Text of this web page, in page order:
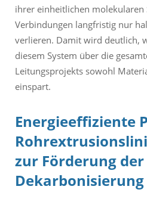
ihrer einheitlichen molekularen
Verbindungen langfristig nur
verlieren. Damit wird deutlich,
diesem System über die
Leitungsprojekts sowohl
einspart.
Energieeffiziente
zur Förderung der
Dekarbonisierung